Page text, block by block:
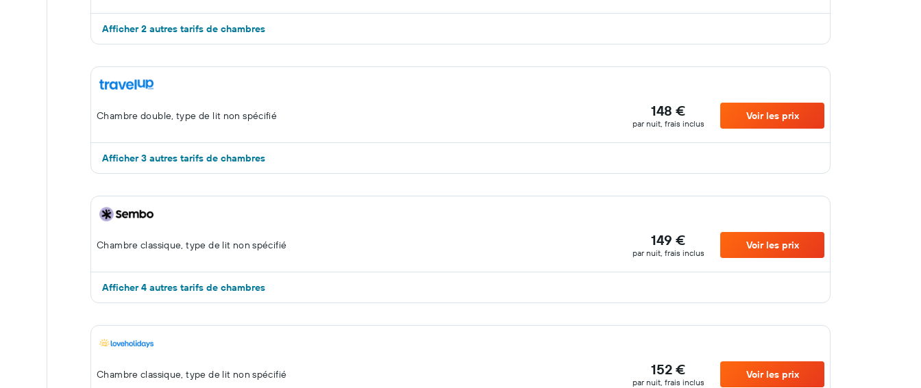
Afficher 2 autres tarifs de chambres
Chambre double, type de lit non spécifié 148 €
par nuit, frais inclus
Voir les prix
Afficher 3 autres tarifs de chambres
Chambre classique, type de lit non spécifié 149 €
par nuit, frais inclus
Voir les prix
Afficher 4 autres tarifs de chambres
Chambre classique, type de lit non spécifié 152 €
par nuit, frais inclus
Voir les prix